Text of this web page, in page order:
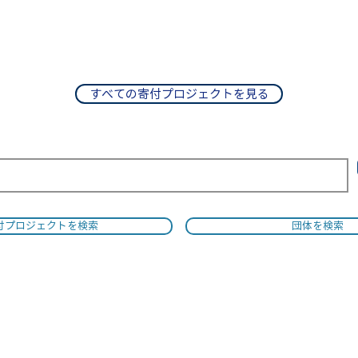
すべての寄付プロジェクトを見る
プロジェクトを検索 団体を検索